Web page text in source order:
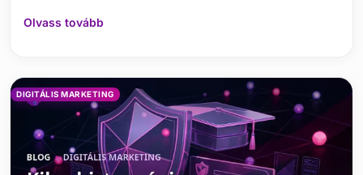
Olvass tovább
DIGITÁLIS MARKETING